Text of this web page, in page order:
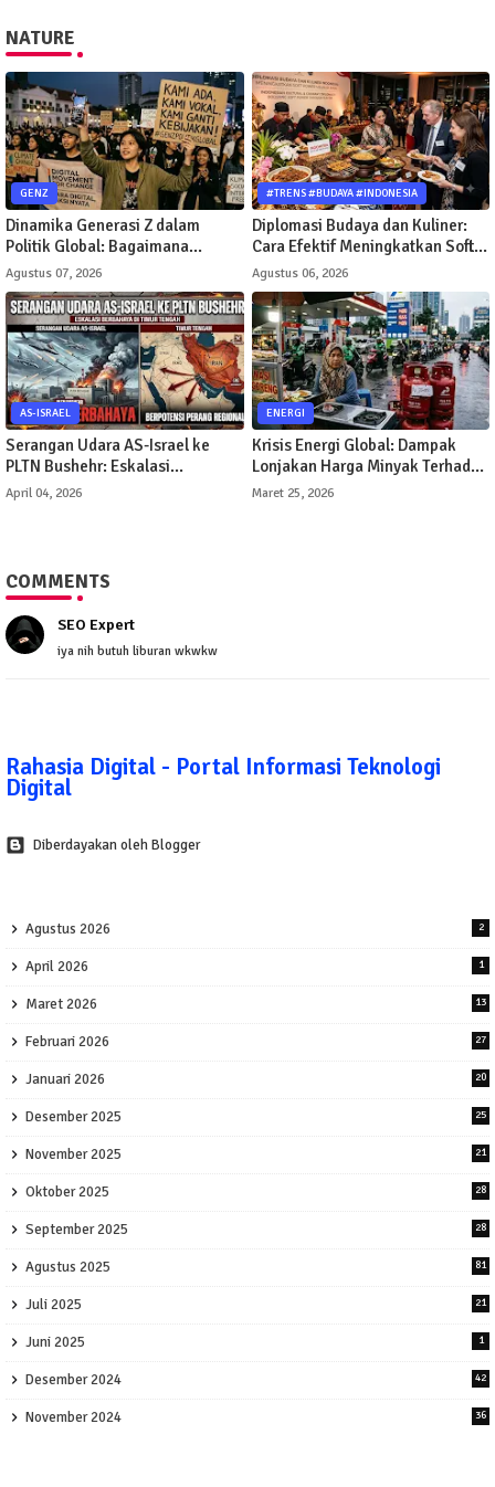
NATURE
GENZ
Dinamika Generasi Z dalam
Politik Global: Bagaimana
Gerakan Digital Mengubah Arah
Kebijakan Publik
Agustus 07, 2026
#TRENS #BUDAYA #INDONESIA
Diplomasi Budaya dan Kuliner:
Cara Efektif Meningkatkan Soft
Power Suatu Negara
Agustus 06, 2026
AS-ISRAEL
Serangan Udara AS-Israel ke
PLTN Bushehr: Eskalasi
Berbahaya di Timur Tengah
April 04, 2026
ENERGI
Krisis Energi Global: Dampak
Lonjakan Harga Minyak Terhadap
Perekonomian Indonesia
Maret 25, 2026
COMMENTS
SEO Expert
iya nih butuh liburan wkwkw
Rahasia Digital - Portal Informasi Teknologi
Digital
Diberdayakan oleh Blogger
Agustus 2026 2
April 2026 1
Maret 2026 13
Februari 2026 27
Januari 2026 20
Desember 2025 25
November 2025 21
Oktober 2025 28
September 2025 28
Agustus 2025 81
Juli 2025 21
Juni 2025 1
Desember 2024 42
November 2024 36